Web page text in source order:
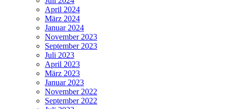
April 2024
März 2024
Januar 2024
November 2023
September 2023
Juli 2023
April 2023
März 2023
Januar 2023
November 2022
September 2022